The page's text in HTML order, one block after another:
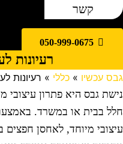
קשר
050-999-0675
רעיונות
עכשיו» כללי» רעיונות
גבס היא פתרון עיצובי
בבית או במשרד.
מיוחד, לאחסן חפצים